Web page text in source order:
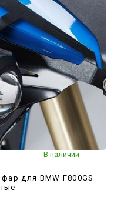
В наличии
для BMW F800GS